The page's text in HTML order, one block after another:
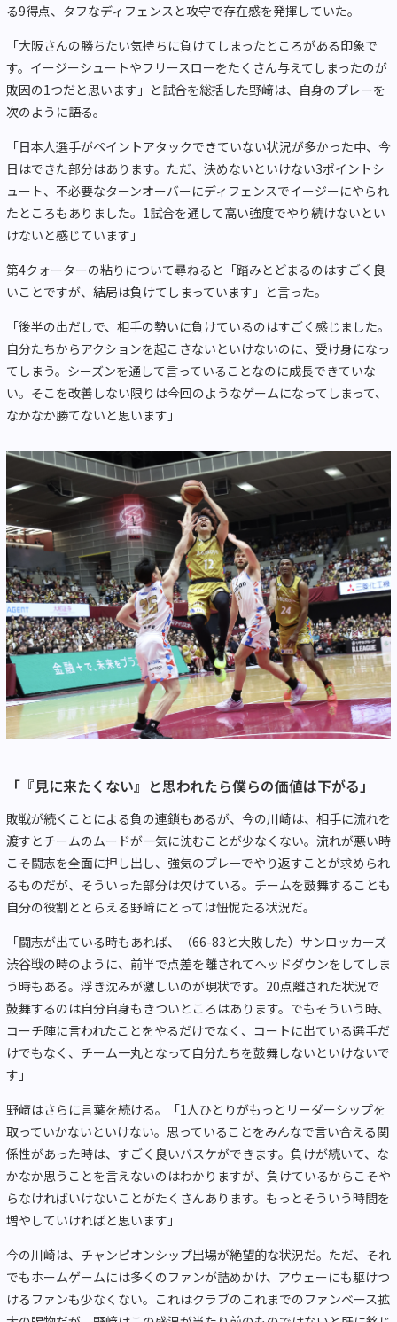
る9得点、タフなディフェンスと攻守で存在感を発揮していた。
「大阪さんの勝ちたい気持ちに負けてしまったところがある印象で
す。イージーシュートやフリースローをたくさん与えてしまったのが
敗因の1つだと思います」と試合を総括した野﨑は、自身のプレーを
次のように語る。
「日本人選手がペイントアタックできていない状況が多かった中、今
日はできた部分はあります。ただ、決めないといけない3ポイントシ
ュート、不必要なターンオーバーにディフェンスでイージーにやられ
たところもありました。 1試合を通して高い強度でやり続けないとい
けないと感じています」
第4クォーターの粘りについて尋ねると「踏みとどまるのはすごく良
いことですが、結局は負けてしまっています」と言った。
「後半の出だしで、相手の勢いに負けているのはすごく感じました。
自分たちからアクションを起こさないといけないのに、受け身になっ
てしまう。シーズンを通して言っていることなのに成長できていな
い。そこを改善しない限りは今回のようなゲームになってしまって、
なかなか勝てないと思います」
「『見に来たくない』と思われたら僕らの価値は下がる」
敗戦が続くことによる負の連鎖もあるが、今の川崎は、相手に流れを
渡すとチームのムードが一気に沈むことが少なくない。流れが悪い時
こそ闘志を全面に押し出し、強気のプレーでやり返すことが求められ
るものだが、そういった部分は欠けている。チームを鼓舞することも
自分の役割ととらえる野﨑にとっては忸怩たる状況だ。
「闘志が出ている時もあれば、（66-83と大敗した）サンロッカーズ
渋谷戦の時のように、前半で点差を離されてヘッドダウンをしてしま
う時もある。浮き沈みが激しいのが現状です。 20点離された状況で
鼓舞するのは自分自身もきついところはあります。でもそういう時、
コーチ陣に言われたことをやるだけでなく、コートに出ている選手だ
けでもなく、チーム一丸となって自分たちを鼓舞しないといけないで
す」
野﨑はさらに言葉を続ける。「1人ひとりがもっとリーダーシップを
取っていかないといけない。思っていることをみんなで言い合える関
係性があった時は、すごく良いバスケができます。負けが続いて、な
かなか思うことを言えないのはわかりますが、負けているからこそや
らなければいけないことがたくさんあります。もっとそういう時間を
増やしていければと思います」
今の川崎は、チャンピオンシップ出場が絶望的な状況だ。ただ、それ
でもホームゲームには多くのファンが詰めかけ、アウェーにも駆けつ
けるファンも少なくない。これはクラブのこれまでのファンベース拡